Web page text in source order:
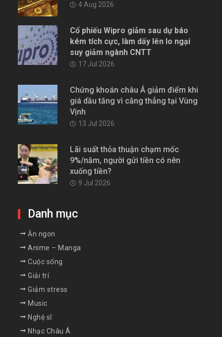
4 Aug 2026
Cổ phiếu Wipro giảm sau dự báo
kém tích cực, làm dấy lên lo ngại
suy giảm ngành CNTT
17 Jul 2026
Chứng khoán châu Á giảm điểm khi
giá dầu tăng vì căng thẳng tại Vùng
Vịnh
13 Jul 2026
Lãi suất thỏa thuận chạm mốc
9%/năm, người gửi tiền có nên
xuống tiền?
9 Jul 2026
Danh mục
Ăn ngon
Anime – Manga
Cuộc sống
Giải trí
Giảm stress
Music
Nghệ sĩ
Nhạc Châu Á